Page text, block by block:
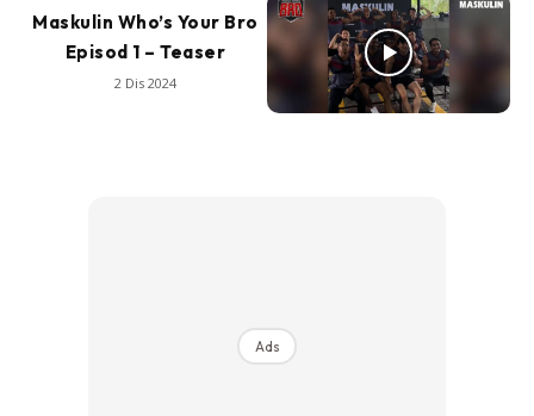
Maskulin Who’s Your Bro
Episod 1 – Teaser
2 Dis 2024
Ads